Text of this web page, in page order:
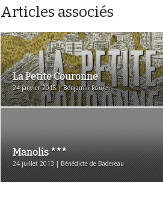
Articles associés
La Petite Couronne
24 janvier 2018 | Benjamin Roure
Manolis ***
24 juillet 2013 | Bénédicte de Badereau